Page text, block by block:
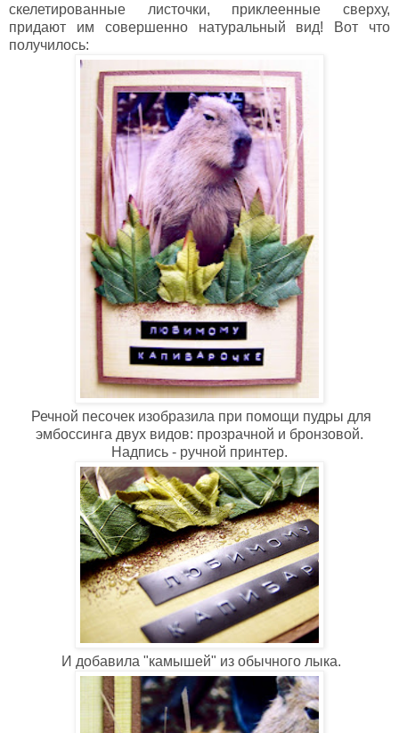
скелетированные листочки, приклеенные сверху,
придают им совершенно натуральный вид! Вот что
получилось:
Речной песочек изобразила при помощи пудры для
эмбоссинга двух видов: прозрачной и бронзовой.
Надпись - ручной принтер.
И добавила "камышей" из обычного лыка.